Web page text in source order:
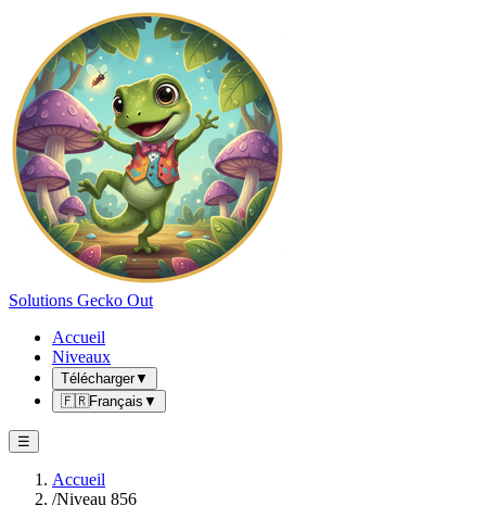
Solutions Gecko Out
Accueil
Niveaux
Télécharger▼
🇫🇷Français ▼
☰
Accueil
/Niveau 856